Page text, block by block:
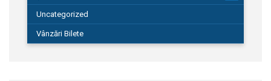
Uncategorized
Vânzări Bilete